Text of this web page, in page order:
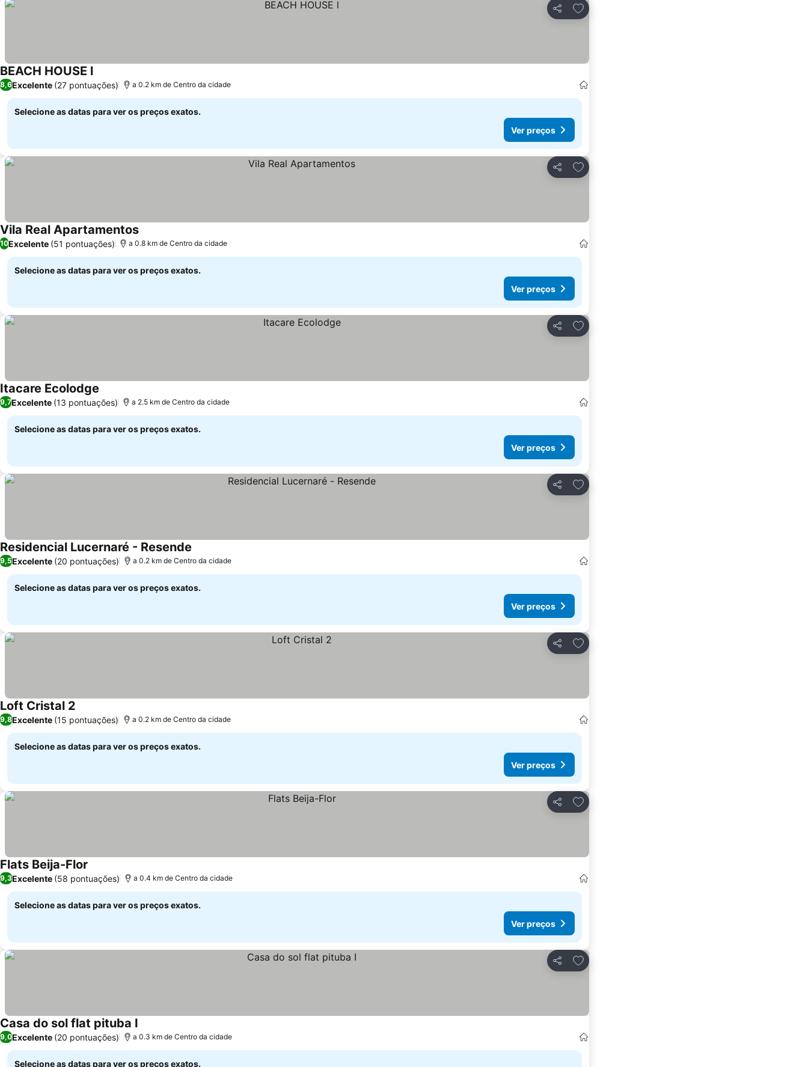
Partilhar
Adicionar aos favoritos
BEACH HOUSE lVer preços
8,6Excelente (27 pontuações) a 0.2 km de Centro da cidade
Selecione as datas para ver os preços exatos.
Ver preços
Partilhar
Adicionar aos favoritos
Vila Real ApartamentosVer preços
10Excelente (51 pontuações) a 0.8 km de Centro da cidade
Selecione as datas para ver os preços exatos.
Ver preços
Partilhar
Adicionar aos favoritos
Itacare Ecolodge Ver preços
9,7Excelente (13 pontuações) a 2.5 km de Centro da cidade
Selecione as datas para ver os preços exatos.
Ver preços
Partilhar
Adicionar aos favoritos
Residencial Lucernaré - Resende
9,5Excelente (20 pontuações) a 0.2 km de Centro da cidade
Selecione as datas para ver os preços exatos.
Ver preços
Partilhar
Adicionar aos favoritos
Loft Cristal 2
9,8Excelente (15 pontuações) a 0.2 km de Centro da cidade
Selecione as datas para ver os preços exatos.
Ver preços
Partilhar
Adicionar aos favoritos
Flats Beija-Flor Ver preços
9,3Excelente (58 pontuações) a 0.4 km de Centro da cidade
Selecione as datas para ver os preços exatos.
Ver preços
Partilhar
Adicionar aos favoritos
Casa do sol flat pituba I
9,0Excelente (20 pontuações) a 0.3 km de Centro da cidade
Selecione as datas para ver os preços exatos.